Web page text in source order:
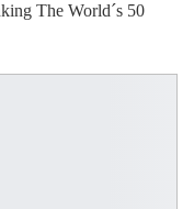
The World´s 50